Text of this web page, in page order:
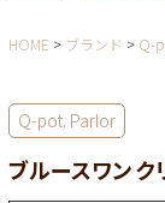
HOME ブランド Q-
Q-pot. Parlor
ブルースワン ク